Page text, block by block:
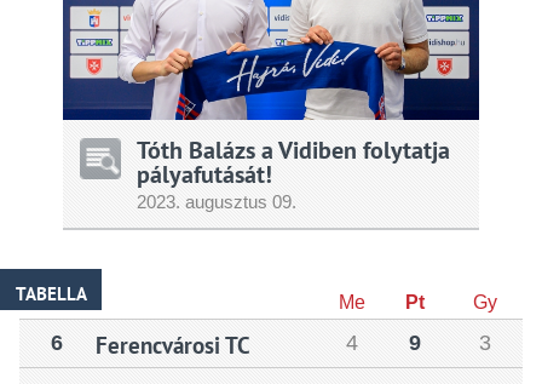
Tóth Balázs a Vidiben folytatja
pályafutását!
2023.augusztus 09.
TABELLA Me Pt Gy
6 Ferencvárosi TC 4 9
3